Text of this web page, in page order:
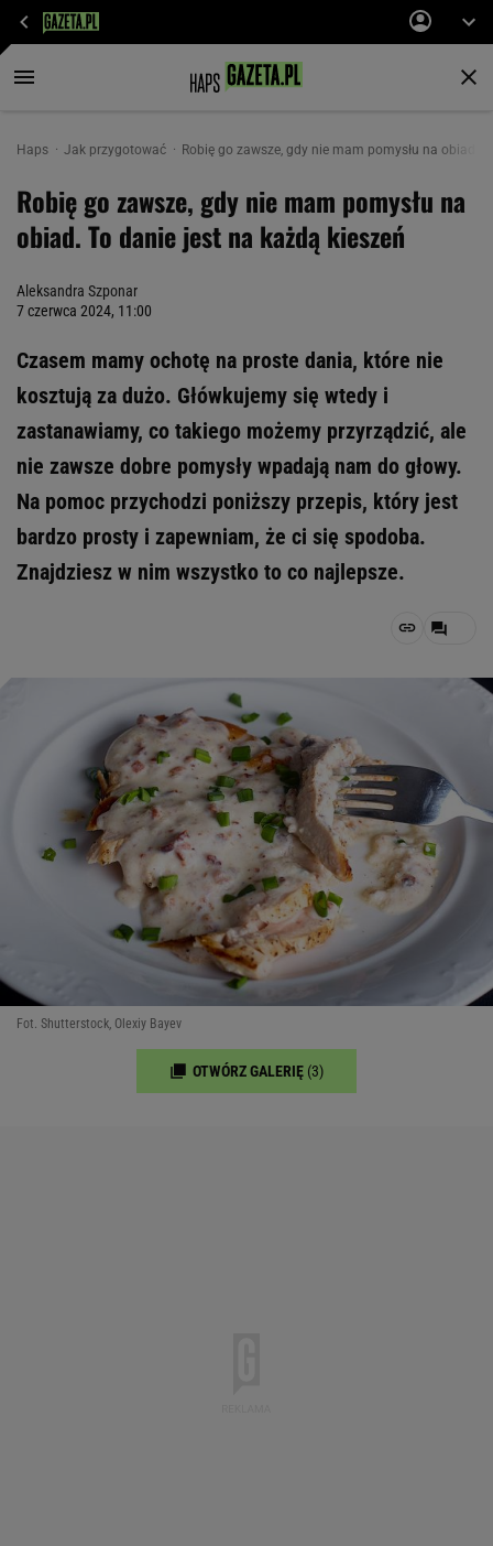
Haps Jak przygotować Robię go zawsze, gdy nie mam pomysłu na obiad.
Robię go zawsze, gdy nie mam pomysłu na
obiad. To danie jest na każdą kieszeń
Aleksandra Szponar
7 czerwca 2024, 11:00
Czasem mamy ochotę na proste dania, które nie
kosztują za dużo. Główkujemy się wtedy i
zastanawiamy, co takiego możemy przyrządzić, ale
nie zawsze dobre pomysły wpadają nam do głowy.
Na pomoc przychodzi poniższy przepis, który jest
bardzo prosty i zapewniam, że ci się spodoba.
Znajdziesz w nim wszystko to co najlepsze.
Fot. Shutterstock, Olexiy Bayev
OTWÓRZ GALERIĘ (3)